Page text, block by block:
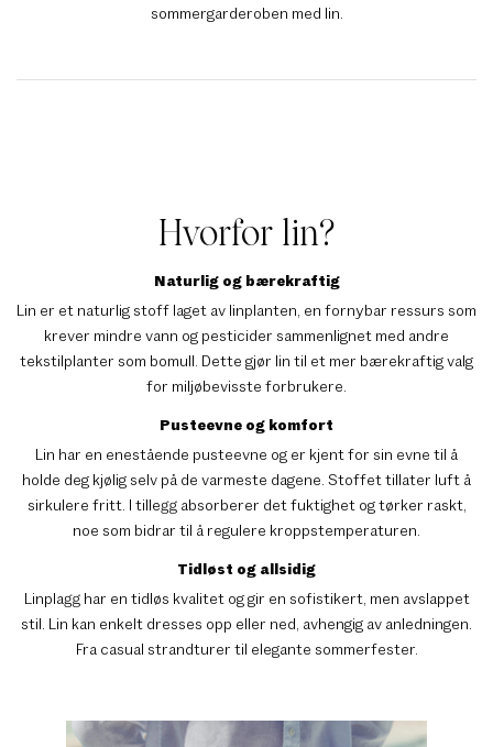
sommergarderoben med lin.
Hvorfor lin?
Naturlig og bærekraftig
Lin er et naturlig stoff laget av linplanten, en fornybar ressurs som
krever mindre vann og pesticider sammenlignet med andre
tekstilplanter som bomull. Dette gjør lin til et mer bærekraftig valg
for miljøbevisste forbrukere.
Pusteevne og komfort
Lin har en enestående pusteevne og er kjent for sin evne til å
holde deg kjølig selv på de varmeste dagene. Stoffet tillater luft å
sirkulere fritt. I tillegg absorberer det fuktighet og tørker raskt,
noe som bidrar til å regulere kroppstemperaturen.
Tidløst og allsidig
Linplagg har en tidløs kvalitet og gir en sofistikert, men avslappet
stil. Lin kan enkelt dresses opp eller ned, avhengig av anledningen.
Fra casual strandturer til elegante sommerfester.